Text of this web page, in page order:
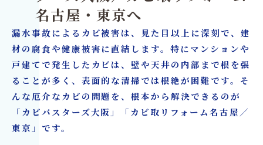
名古屋・東京へ
漏水事故によるカビ被害は、見た目以上に深刻で、建
材の腐食や健康被害に直結します。特にマンションや
戸建てで発生したカビは、壁や天井の内部まで根を張
ることが多く、表面的な清掃では根絶が困難です。そ
んな厄介なカビの問題を、根本から解決できるのが
「カビバスターズ大阪」「カビ取リフォーム名古屋／
東京」です。